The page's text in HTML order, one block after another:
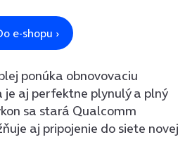
ponúka obnovovaciu
je aj perfektne plynulý a plný
sa stará Qualcomm
aj pripojenie do siete novej